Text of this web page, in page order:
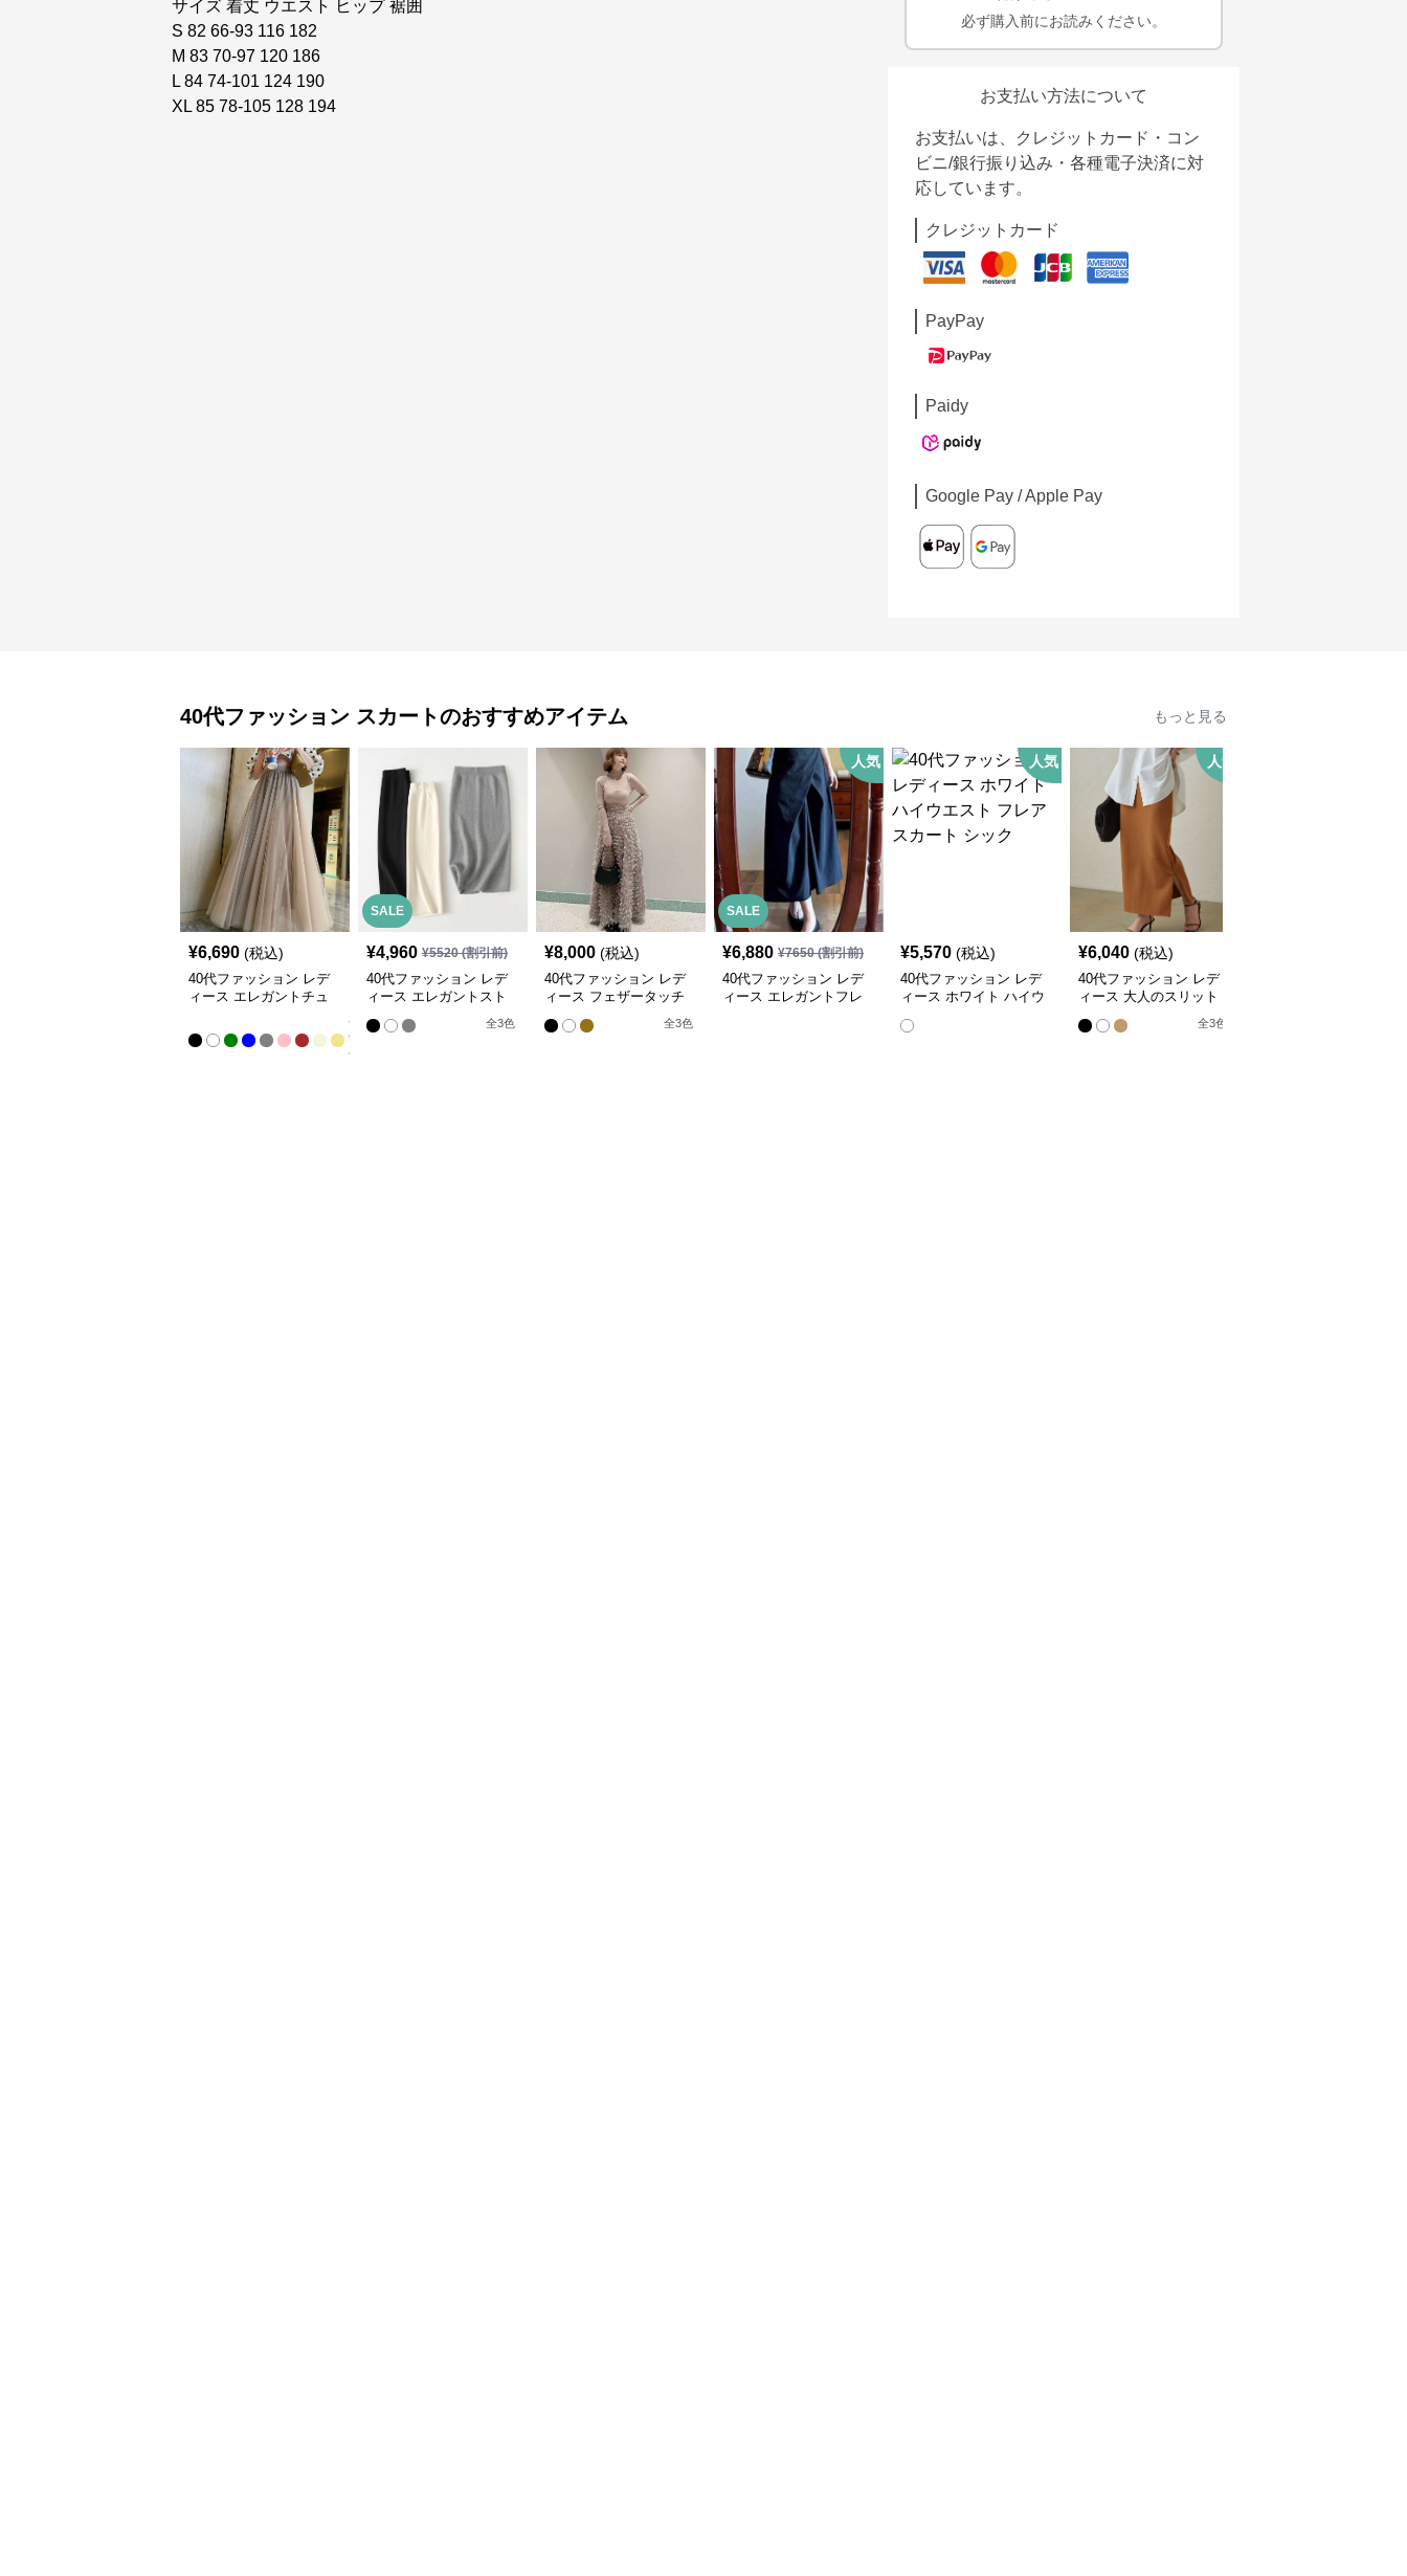
サイズ 着丈 ウエスト ヒップ 裾囲
S 82 66-93 116 182
M 83 70-97 120 186
L 84 74-101 124 190
XL 85 78-105 128 194
必ず購入前にお読みください。
お支払い方法について
お支払いは、クレジットカード・コン
ビニ/銀行振り込み・各種電子決済に対
応しています。
クレジットカード
PayPay
Paidy
Google Pay / Apple Pay
40代ファッション スカートのおすすめアイテム もっと見る
¥6,690 (税込)
40代ファッション レデ
ィース エレガントチュ
全
9
色
SALE
¥4,960 ¥5520(割引前)
40代ファッション レデ
ィース エレガントスト
レッチペンシルスカート
全3色
¥8,000 (税込)
40代ファッション レデ
ィース フェザータッチ
全3色
SALE
人気
¥6,880 ¥7650(割引前)
40代ファッション レデ
ィース エレガントフレ
人気
¥5,570 (税込)
40代ファッション レデ
ィース ホワイト ハイウ
シック
人気
¥6,040 (税込)
40代ファッション レデ
ィース 大人のスリット
全3色